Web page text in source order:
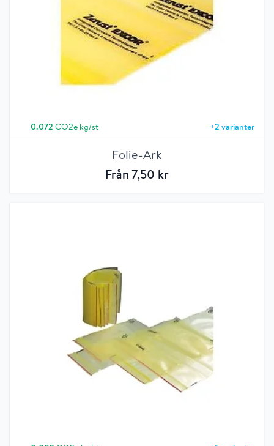
+2 varianter
0.072CO2e kg/st
Folie-Ark
Från7,50 kr